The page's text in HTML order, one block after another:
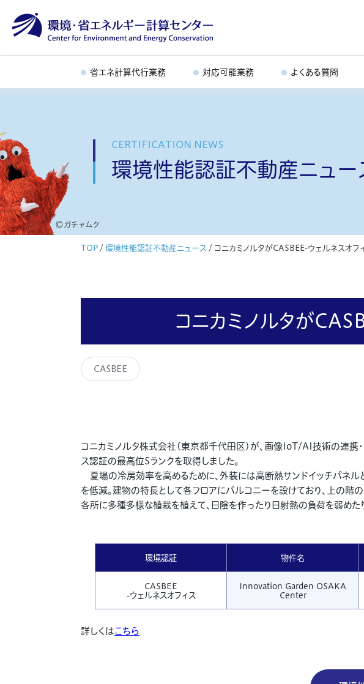
省エネ計算代行業務 対応可能業務 よくある質問
CERTIFICATION NEWS
環境性能認証不動産ニュー
TOP /環境性能認証不動産ニュース / コニカミノルタがCASBEE-ウェルネスオフ
コニカミノルタが
CASBEE
コニカミノルタ株式会社(東京都千代田区)が、画像IoT/AI技術の連携
ス認証の最⾼位Sランクを取得しました。
夏場の冷房効率を高めるために、外装には⾼断熱サンドイッチパネ
を低減。建物の特長として各フロアにバルコニーを設けており、上の階
各所に多種多様な植栽を植えて、日陰を作ったり日射熱の負荷を弱めた
環境認証 物件名
CASBEE
-ウェルネスオフィス
Innovation Garden OSAKA
Center
詳しくはこちら